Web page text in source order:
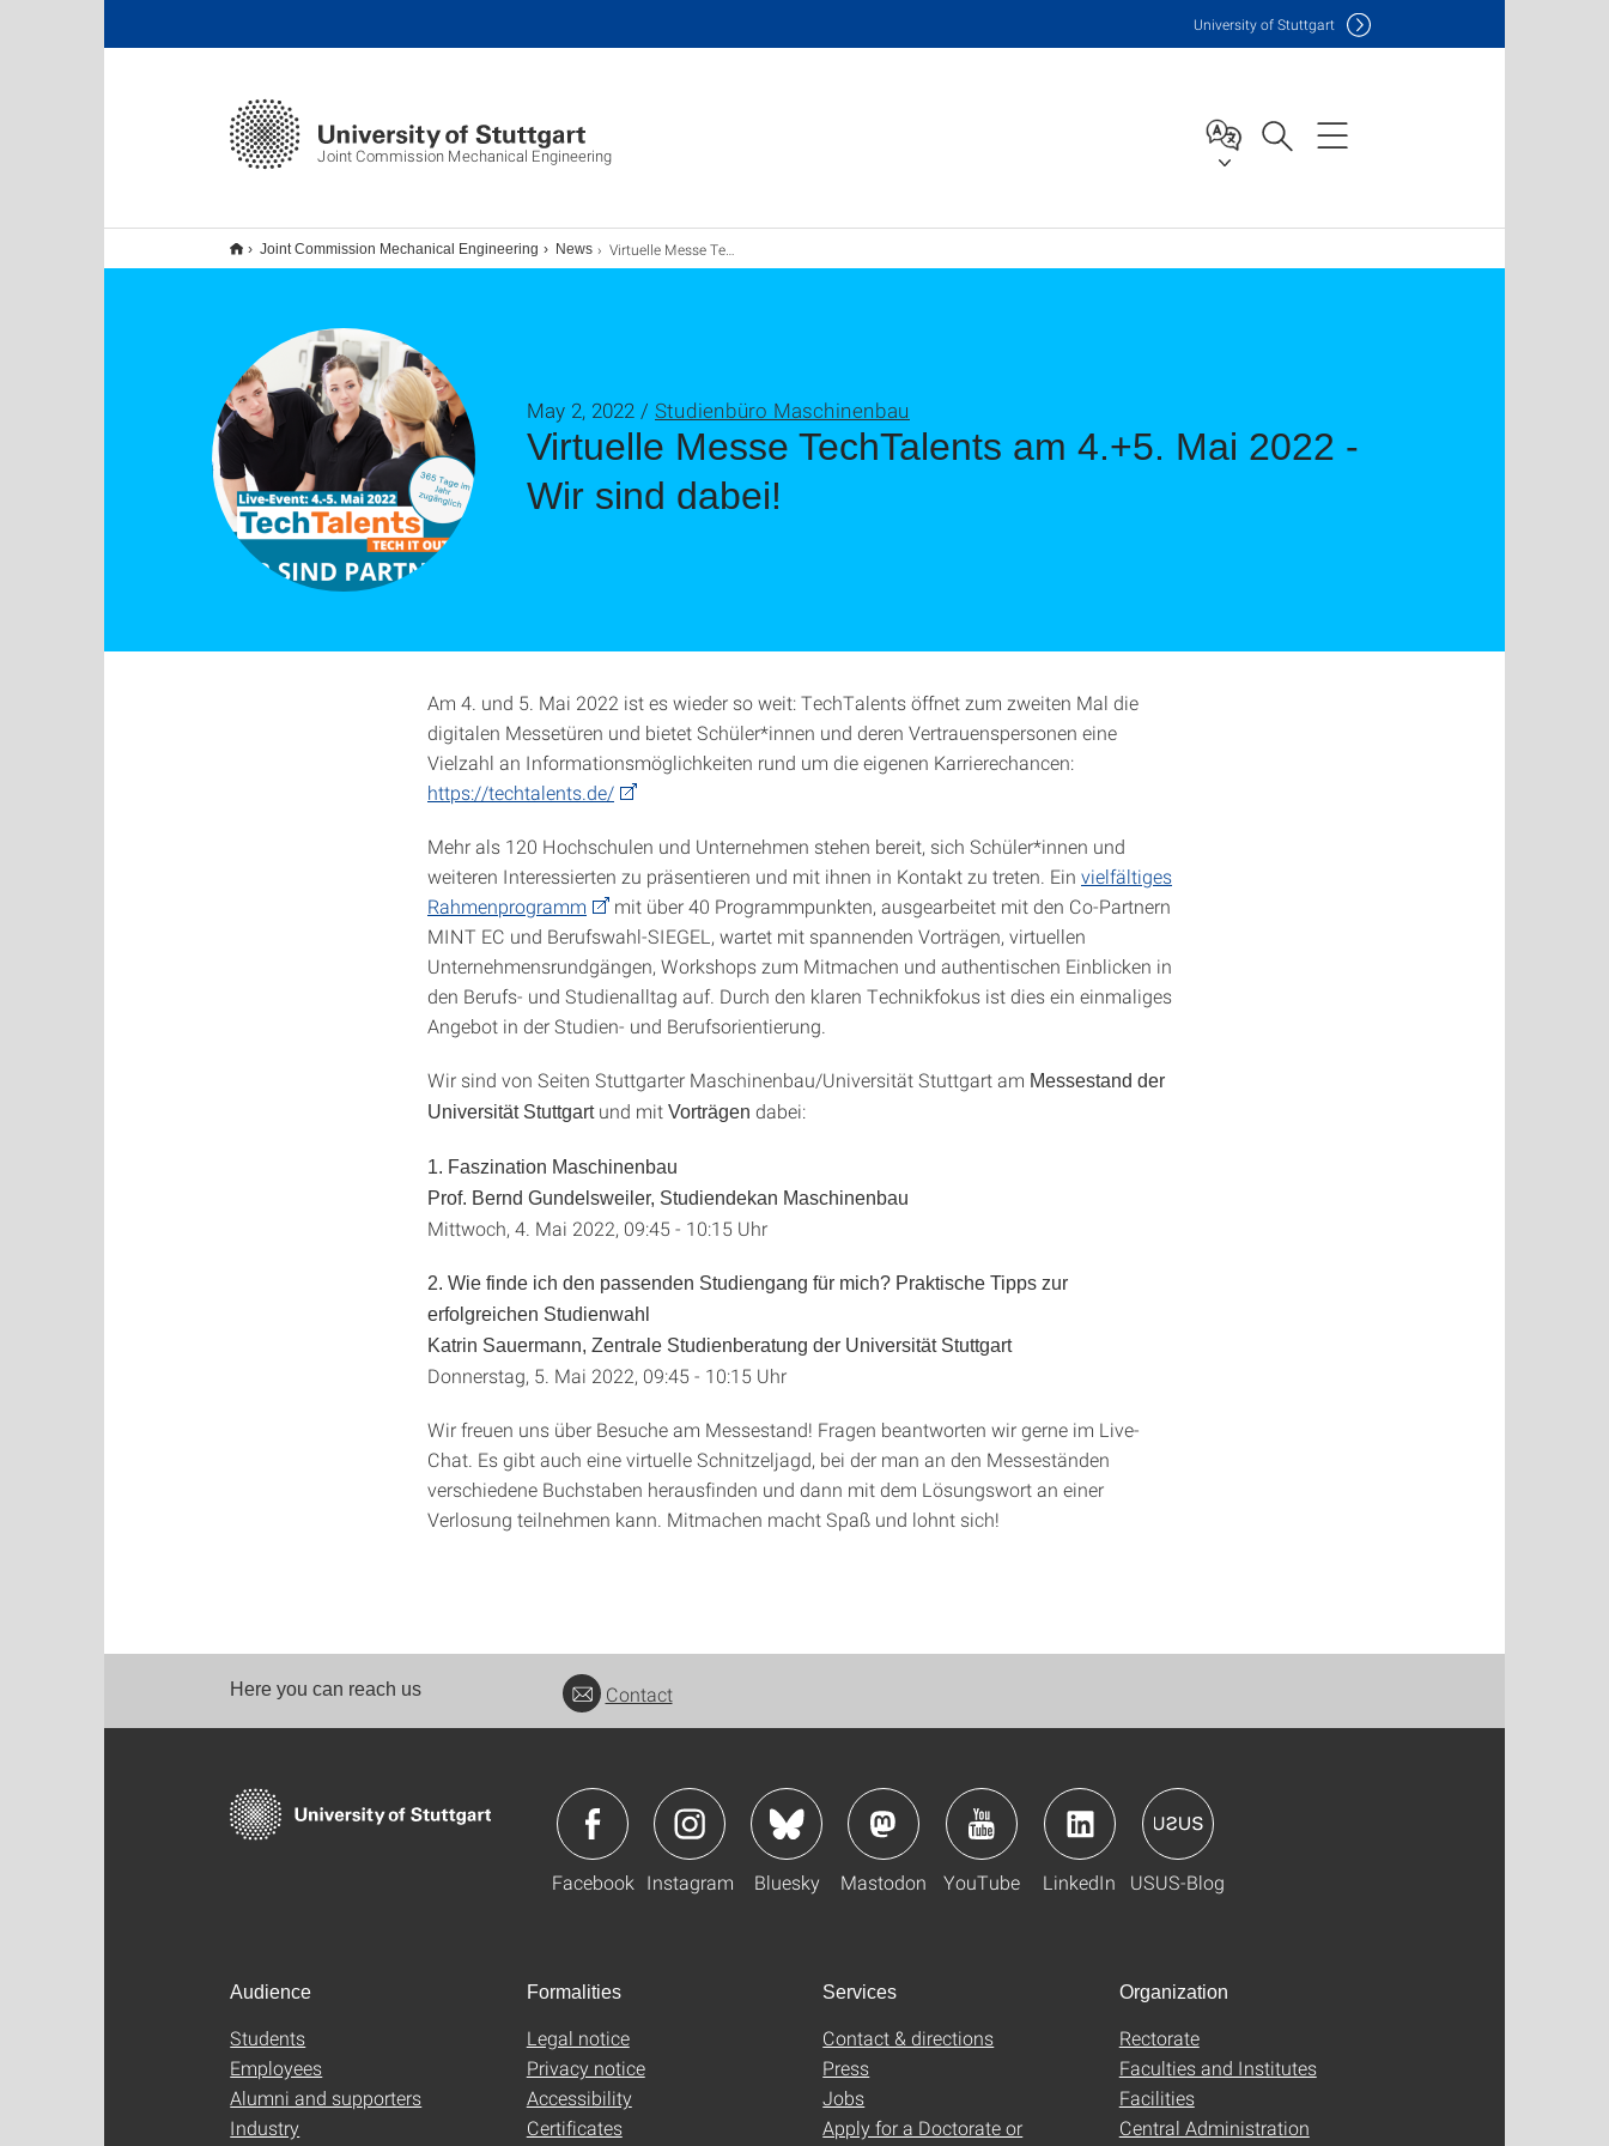
Joint Commission Mechanical Engineering
University of Stuttgart
Joint Commission Mechanical Engineering News Virtuelle Messe TechTalents am 4.+5. Mai 2022 - Wir sind dabei!
Virtuelle Messe TechTalents am 4.+5. Mai 2022 -
Wir sind dabei!
May 2, 2022 / Studienbüro Maschinenbau
Am 4. und 5. Mai 2022 ist es wieder so weit: TechTalents öffnet zum zweiten Mal die
digitalen Messetüren und bietet Schüler*innen und deren Vertrauenspersonen eine
Vielzahl an Informationsmöglichkeiten rund um die eigenen Karrierechancen:
https://techtalents.de/
Mehr als 120 Hochschulen und Unternehmen stehen bereit, sich Schüler*innen und
weiteren Interessierten zu präsentieren und mit ihnen in Kontakt zu treten. Ein vielfältiges
Rahmenprogramm
mit über 40 Programmpunkten, ausgearbeitet mit den Co-Partnern
MINT EC und Berufswahl-SIEGEL, wartet mit spannenden Vorträgen, virtuellen
Unternehmensrundgängen, Workshops zum Mitmachen und authentischen Einblicken in
den Berufs- und Studienalltag auf. Durch den klaren Technikfokus ist dies ein einmaliges
Angebot in der Studien- und Berufsorientierung.
Wir sind von Seiten Stuttgarter Maschinenbau/Universität Stuttgart am Messestand der
Universität Stuttgartund mit Vorträgen dabei:
1. Faszination Maschinenbau
Prof. Bernd Gundelsweiler, Studiendekan Maschinenbau
Mittwoch, 4. Mai 2022, 09:45 - 10:15 Uhr
2. Wie finde ich den passenden Studiengang für mich? Praktische Tipps zur
erfolgreichen Studienwahl
Katrin Sauermann, Zentrale Studienberatung der Universität Stuttgart
Donnerstag, 5. Mai 2022, 09:45 - 10:15 Uhr
Wir freuen uns über Besuche am Messestand! Fragen beantworten wir gerne im Live-
Chat. Es gibt auch eine virtuelle Schnitzeljagd, bei der man an den Messeständen
verschiedene Buchstaben herausfinden und dann mit dem Lösungswort an einer
Verlosung teilnehmen kann. Mitmachen macht Spaß und lohnt sich!
Here you can reach us Contact
Facebook Instagram Bluesky Mastodon YouTube LinkedIn USUS-Blog
Audience
Students
Employees
Alumni and supporters
Industry
Formalities
Legal notice
Privacy notice
Accessibility
Certificates
Services
Contact & directions
Press
Jobs
Apply for a Doctorate or
Organization
Rectorate
Faculties and Institutes
Facilities
Central Administration